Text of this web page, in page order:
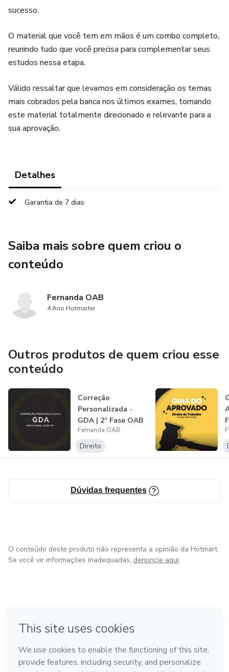
sucesso.
O material que você tem em mãos é um combo completo,
reunindo tudo que você precisa para complementar seus
estudos nessa etapa.
Válido ressaltar que levamos em consideração os temas
mais cobrados pela banca nos últimos exames, tornando
este material totalmente direcionado e relevante para a
sua aprovação.
Detalhes
Garantia de 7 dias
Saiba mais sobre quem criou o
conteúdo
Fernanda OAB
4 Ano Hotmarter
Outros produtos de quem criou esse
conteúdo
Correção
Personalizada -
GDA | 2ª Fase OAB
44ª
Fernanda OAB
Direito
Dúvidas frequentes
O conteúdo deste produto não representa a opinião da Hotmart.
Se você vir informações inadequadas, denuncie aqui
Feito com ❤
em Belo Horizonte
na Cidade do México